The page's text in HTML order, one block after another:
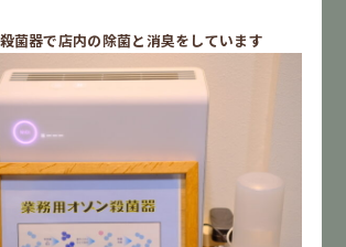
菌器で店内の除菌と消臭をしています